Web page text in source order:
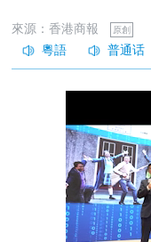
來源：香港商報 原創